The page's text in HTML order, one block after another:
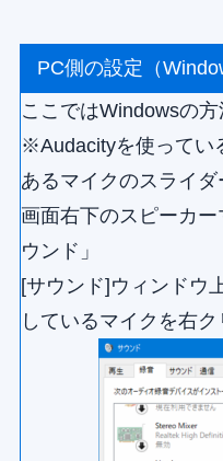
PC側の設定（
ここではWindowsの
※Audacityを使ってい
あるマイクのスライ
画面右下のスピーカ
ウンド」
[サウンド]ウィンドウ
しているマイクを右ク